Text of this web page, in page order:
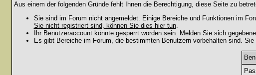
Aus einem der folgenden Gründe fehlt Ihnen die Berechtigung, diese Seite zu
Sie sind im Forum nicht angemeldet. Einige Bereiche und Funktionen im
Sie nicht registriert sind, können Sie dies hier tun.
Ihr Benutzeraccount könnte gesperrt worden sein. Melden Sie sich
Es gibt Bereiche im Forum, die bestimmten Benutzern vorbehalten sind.